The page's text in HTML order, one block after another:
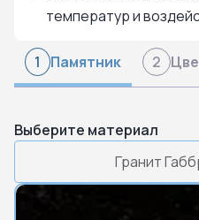
температур и
1 Памятник 2
Выберите материал
Гранит